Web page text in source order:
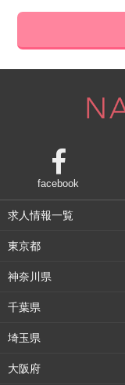
朝洗顔には、3つ
取り除き、毛穴を
就寝時のゴミ
朝に洗顔を行うこ
ホコリを除去する
就寝時には、みな
ます。枕や布団の
なります。
facebook
求人情報一覧
東京都
神奈川県
千葉県
埼玉県
大阪府